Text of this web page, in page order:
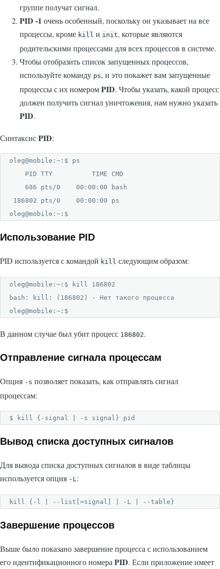
группе получат сигнал.
PID -1 очень особенный, поскольку он указывает на все
процессы, кроме kill и init, которые являются
родительскими процессами для всех процессов в системе.
Чтобы отобразить список запущенных процессов,
используйте команду ps, и это покажет вам запущенные
процессы с их номеромPID. Чтобы указать, какой процесс
должен получить сигнал уничтожения, нам нужно указать
PID.
СинтаксисPID:
oleg@mobile:~:$ ps
PID TTY          TIME CMD
686 pts/0    00:00:00 bash
186802 pts/0    00:00:00 ps
oleg@mobile:~:$
Использование PID
PID используется с командой kill следующим образом:
oleg@mobile:~:$ kill 186802
bash: kill: (186802) - Нет такого процесса
oleg@mobile:~:$
В данном случае был убит процесс 186802.
Отправление сигнала процессам
Опция -s позволяет показать, как отправлять сигнал
процессам:
$ kill {-signal | -s signal} pid
Вывод списка доступных сигналов
Для вывода списка доступных сигналов в виде таблицы
используется опция -L :
kill {-l | --list[=signal] | -L | --table}
Завершение процессов
Выше было показано завершение процесса с использованием
его идентификационного номера PID. Если приложение имеет